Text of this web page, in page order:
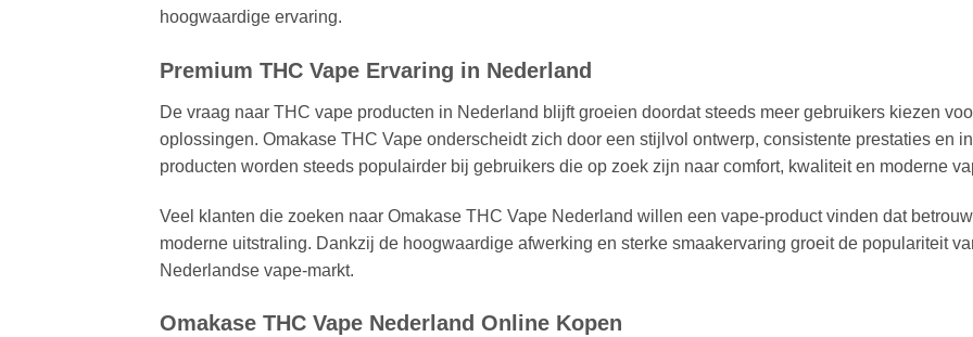
hoogwaardige ervaring.
Premium THC Vape Ervaring in Nederland
De vraag naar THC vape producten in Nederland blijft groeien doordat steeds meer gebruikers kiezen
oplossingen. Omakase THC Vape onderscheidt zich door een stijlvol ontwerp, consistente prestaties en
producten worden steeds populairder bij gebruikers die op zoek zijn naar comfort, kwaliteit en moderne
Veel klanten die zoeken naar Omakase THC Vape Nederland willen een vape-product vinden dat
moderne uitstraling. Dankzij de hoogwaardige afwerking en sterke smaakervaring groeit de populariteit
Nederlandse vape-markt.
Omakase THC Vape Nederland Online Kopen